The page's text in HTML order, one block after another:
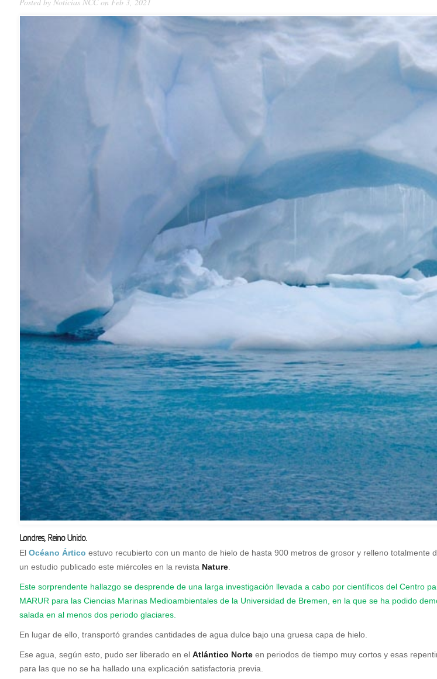
Londres, Reino Unido.
El Océano Ártico estuvo recubierto con un manto de hielo de hasta 900 metros de grosor y relleno
un estudio publicado este miércoles en la revista Nature
Este sorprendente hallazgo se desprende de una larga investigación llevada a cabo por científicos del Centro
MARUR para las Ciencias Marinas Medioambientales de la Universidad de Bremen, en la que se ha podido
salada en al menos dos periodo glaciares.
En lugar de ello, transportó grandes cantidades de agua dulce bajo una gruesa capa de hielo.
Ese agua, según esto, pudo ser liberado en el Atlántico Norte en periodos de tiempo muy cortos y esas
para las que no se ha hallado una explicación satisfactoria previa.